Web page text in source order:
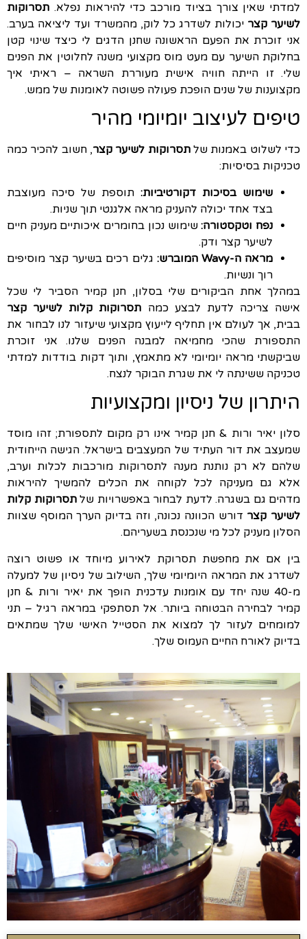
למדתי שאין צורך בציוד מורכב כדי להיראות נפלא. תסרוקות
לשיער קצר יכולות לשדרג כל לוק, מהמשרד ועד ליציאה בערב.
אני זוכרת את הפעם הראשונה שחנן הדגים לי כיצד שינוי קטן
בחלוקת השיער עם מעט מוס מקצועי משנה לחלוטין את הפנים
שלי. זו הייתה חוויה אישית מעוררת השראה – ראיתי איך
מקצוענות של שנים הופכת פעולה פשוטה לאומנות של ממש.
טיפים לעיצוב יומיומי מהיר
כדי לשלוט באמנות שלתסרוקות לשיער קצר, חשוב להכיר כמה
טכניקות בסיסיות:
שימוש בסיכות דקורטיביות: תוספת של סיכה מעוצבת
בצד אחד יכולה להעניק מראה אלגנטי תוך שניות.
נפח וטקסטורה:שימוש נכון בחומרים איכותיים מעניק חיים
לשיער קצר ודק.
מראה ה-Wavy המוברש:
גלים רכים בשיער קצר מוסיפים
רוך ונשיות.
במהלך אחת הביקורים שלי בסלון, חנן קמיר הסביר לי שכל
אישה צריכה לדעת לבצע כמה תסרוקות קלות לשיער קצר
בבית, אך לעולם אין תחליף לייעוץ מקצועי שיעזור לנו לבחור את
התספורת שהכי מחמיאה למבנה הפנים שלנו. אני זוכרת
שביקשתי מראה יומיומי לא מתאמץ, ותוך דקות בודדות למדתי
טכניקה ששינתה לי את שגרת הבוקר לנצח.
היתרון של ניסיון ומקצועיות
סלון יאיר ורות & חנן קמיר אינו רק מקום לתספורת; זהו מוסד
שמעצב את דור העתיד של המעצבים בישראל. הגישה הייחודית
שלהם לא רק נותנת מענה לתסרוקות מורכבות לכלות וערב,
אלא גם מעניקה לכל לקוחה את הכלים להמשיך להיראות
מדהים גם בשגרה. לדעת לבחור באפשרויות שלתסרוקות קלות
לשיער קצר דורש הכוונה נכונה, וזה בדיוק הערך המוסף שצוות
הסלון מעניק לכל מי שנכנסת בשעריהם.
בין אם את מחפשת תסרוקת לאירוע מיוחד או פשוט רוצה
לשדרג את המראה היומיומי שלך, השילוב של ניסיון של למעלה
מ-40 שנה יחד עם אומנות עדכנית הופך את יאיר ורות & חנן
קמיר לבחירה הבטוחה ביותר. אל תסתפקי במראה רגיל – תני
למומחים לעזור לך למצוא את הסטייל האישי שלך שמתאים
בדיוק לאורח החיים העמוס שלך.